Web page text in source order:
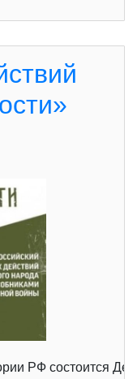
РФ состоится